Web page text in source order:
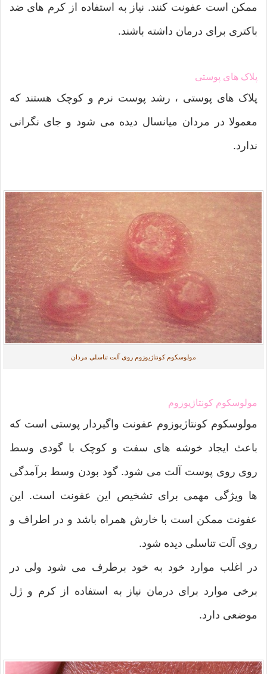
ممکن است عفونت کنند. نیاز به استفاده از کرم های ضد
باکتری برای درمان داشته باشند.
پلاک های پوستی
پلاک های پوستی ، رشد پوست نرم و کوچک هستند که
معمولا در مردان میانسال دیده می شود و جای نگرانی
ندارد.
مولوسکوم کونتاژیوزوم روی آلت تناسلی مردان
مولوسکوم کونتاژیوزوم
مولوسکوم کونتاژیوزوم عفونت واگیردار پوستی است که
باعث ایجاد خوشه های سفت و کوچک با گودی وسط
روی روی پوست آلت می شود. گود بودن وسط برآمدگی
ها ویژگی مهمی برای تشخیص این عفونت است. این
عفونت ممکن است با خارش همراه باشد و در اطراف و
روی آلت تناسلی دیده شود.
در اغلب موارد خود به خود برطرف می شود ولی در
برخی موارد برای درمان نیاز به استفاده از کرم و ژل
موضعی دارد.